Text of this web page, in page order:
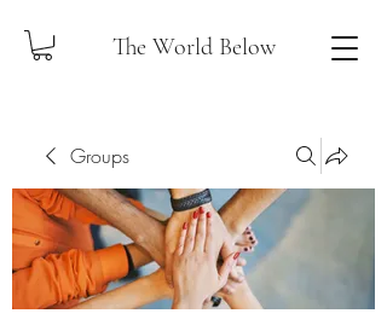
The World Below
Groups